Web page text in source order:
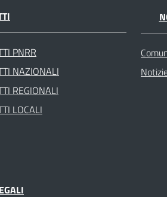
PNRR
NAZIONALI
REGIONALI
LOCALI